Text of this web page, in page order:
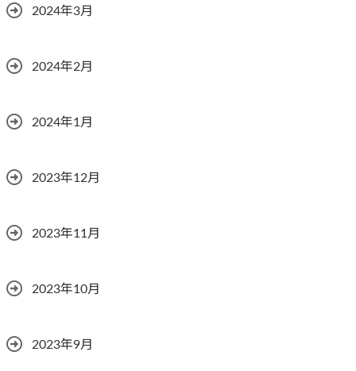
2024年3月
2024年2月
2024年1月
2023年12月
2023年11月
2023年10月
2023年9月